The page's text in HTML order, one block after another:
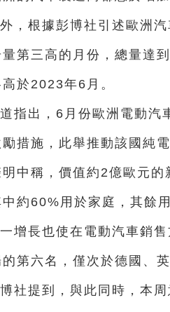
，根據彭博社引述歐洲
量第三高的月份，總量達
高於2023年6月。
指出，6月份歐洲電動汽
措施，此舉推動該國純
中稱，價值約2億歐元
約60%用於家庭，其餘用
增長也使在電動汽車銷
的第六名，僅次於德國、
社提到，與此同時，本